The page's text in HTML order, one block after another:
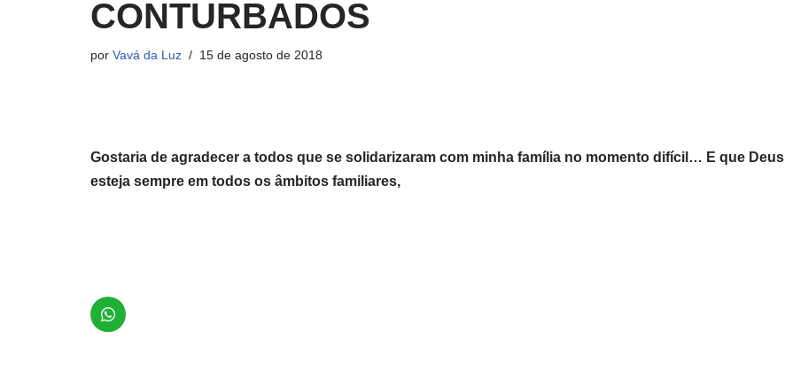
CONTURBADOS
por Vavá da Luz 15 de agosto de 2018
Gostaria de agradecer a todos que se solidarizaram com minha família no momento difícil… E que Deus
esteja sempre em todos os âmbitos familiares,